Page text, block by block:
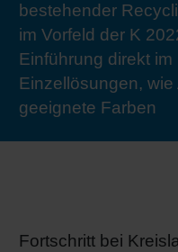
bestehender
im Vorfeld der K
Einführung direkt
Einzellösungen, wie
geeignete Farben
Fortschritt bei